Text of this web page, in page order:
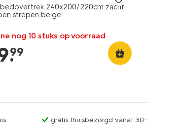
240x200/220cm zacht
strepen beige
nog 10 stuks op voorraad
.
99
gratis thuisbezorgd vanaf 30.-